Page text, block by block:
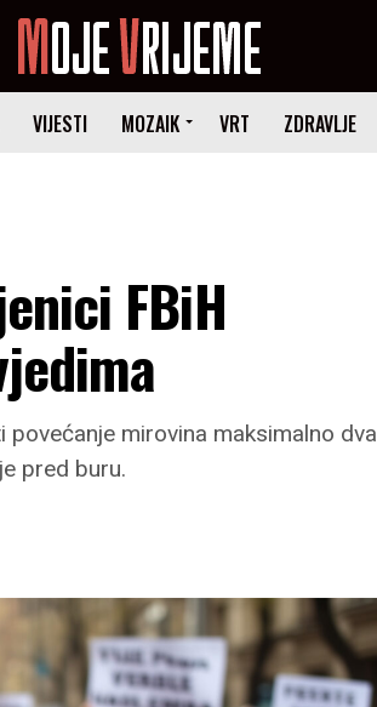
VIJESTI MOZAIK VRT ZDRAVLJE
FBiH
mirovina maksimalno dva
pred buru.